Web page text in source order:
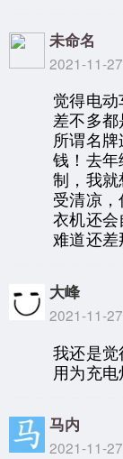
未命名
2021-11-
觉得电
差不多
所谓名
钱！去
制，我
受清凉
衣机还
难道还
大峰
2021-11-
我还是
用为充电
马内
2021-11-